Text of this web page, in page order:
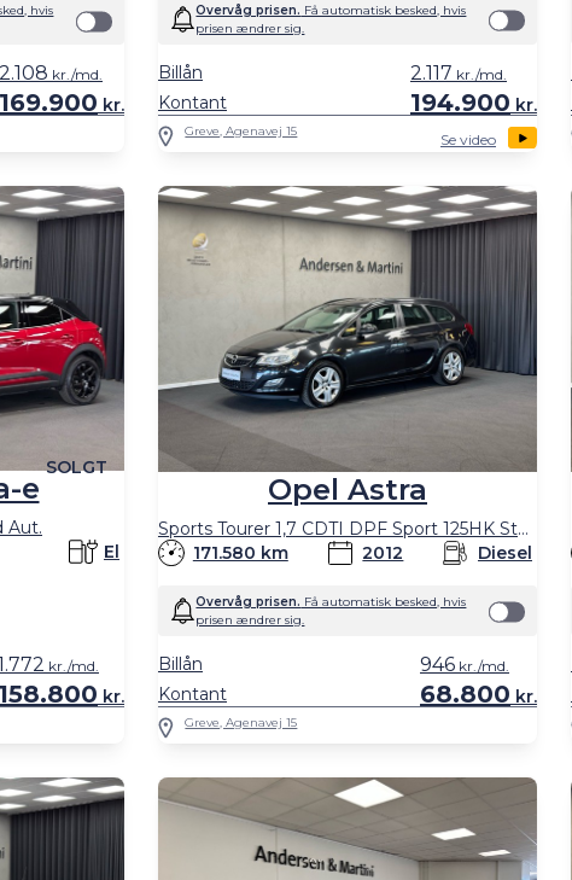
hvis
169.900 kr.
2.108 kr./md.
Overvåg prisen. Få automatisk besked, hvis
prisen ændrer sig.
Kontant 194.900 kr.
Billån 2.117 kr./md.
Greve, Agenavej 15 Se video
SOLGT
e
Aut.
El
158.800 kr.
kr./md.
Opel Astra
Sports Tourer 1,7 CDTI DPF Sport 125HK Stc 6g
171.580 km
2012 Diesel
Overvåg prisen. Få automatisk besked, hvis
prisen ændrer sig.
Kontant 68.800 kr.
Billån 946 kr./md.
Greve, Agenavej 15